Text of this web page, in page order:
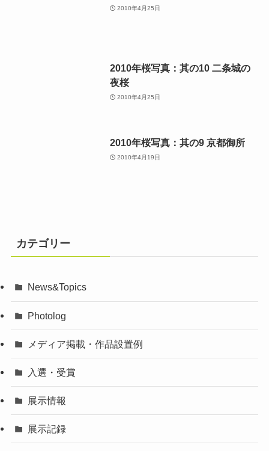
2010年4月25日
2010年桜写真：其の10 二条城の
夜桜
2010年4月25日
2010年桜写真：其の9 京都御所
2010年4月19日
カテゴリー
News&Topics
Photolog
メディア掲載・作品設置例
入選・受賞
展示情報
展示記録